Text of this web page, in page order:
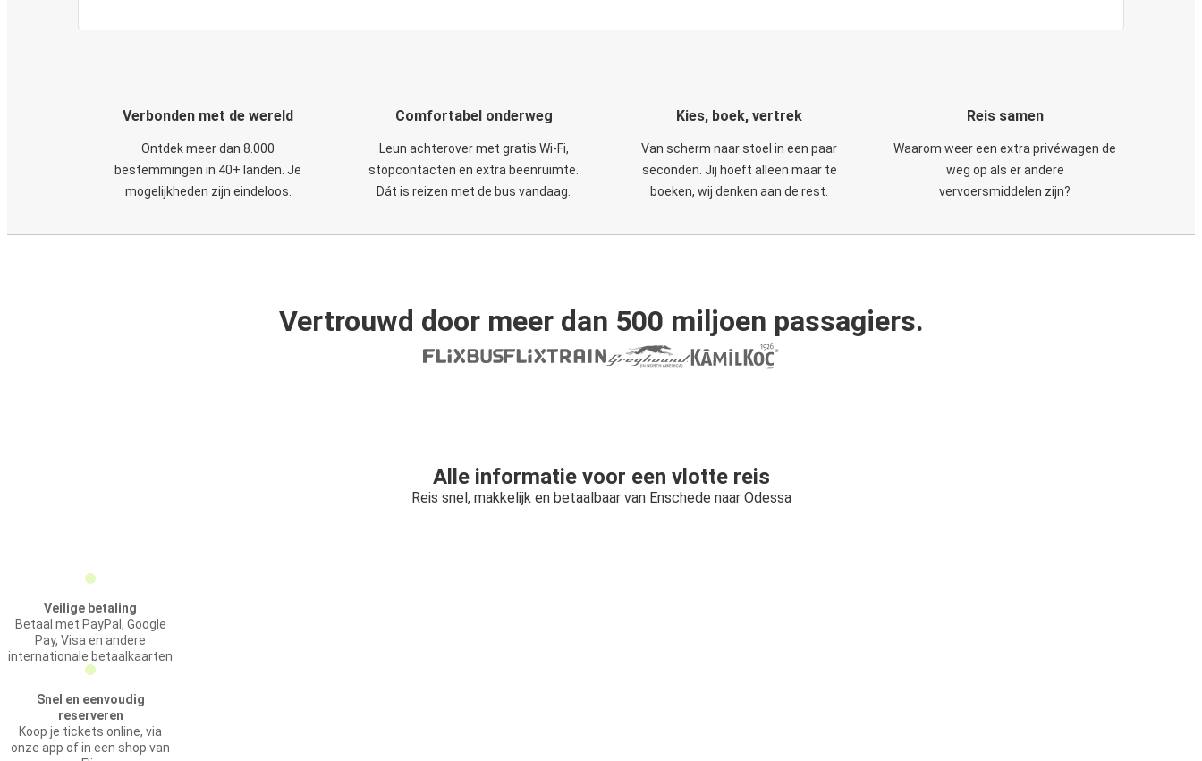
Verbonden met de wereld
Ontdek meer dan 8.000
bestemmingen in 40+ landen. Je
mogelijkheden zijn eindeloos.
Comfortabel onderweg
Leun achterover met gratis Wi-Fi,
stopcontacten en extra beenruimte.
Dát is reizen met de bus vandaag.
Kies, boek, vertrek
Van scherm naar stoel in een paar
seconden. Jij hoeft alleen maar te
boeken, wij denken aan de rest.
Reis samen
Waarom weer een extra privéwagen de
weg op als er andere
vervoersmiddelen zijn?
Vertrouwd door meer dan 500 miljoen passagiers.
Alle informatie voor een vlotte reis
Reis snel, makkelijk en betaalbaar van Enschede naar Odessa
Veilige betaling
Betaal met PayPal, Google
Pay, Visa en andere
internationale betaalkaarten
Snel en eenvoudig
reserveren
Koop je tickets online, via
onze app of in een shop van